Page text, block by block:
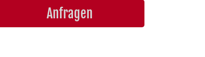
Anfragen